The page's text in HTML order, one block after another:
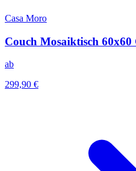
Casa Moro
Couch Mosaiktisch
ab
299,90 €